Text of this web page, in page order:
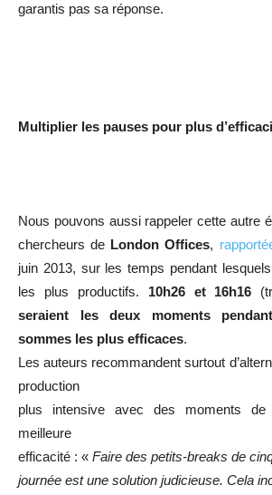
garantis pas sa réponse.
Multiplier les pauses pour plus
Nous pouvons aussi rappeler cette autre
chercheurs de London Offices,
juin 2013, sur les temps pendant
les plus productifs. 10h26 et 16h16
seraient les deux moments
sommes les plus efficaces.
Les auteurs recommandent surtout
production
plus intensive avec des moments de
meilleure
efficacité : « Faire des petits-breaks de
journée est une solution judicieuse. Cela